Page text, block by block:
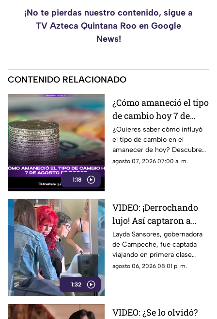
¡No te pierdas nuestro contenido, sigue a
TV Azteca Quintana Roo en Google
News!
CONTENIDO RELACIONADO
1:18
¿Cómo amaneció el tipo
de cambio hoy 7 de
agosto de 2026?
¿Quieres saber cómo influyó
el tipo de cambio en el
amanecer de hoy? Descubre
los detalles de esta noticia que
agosto 07, 2026 07:00 a. m.
1:32
VIDEO: ¡Derrochando
lujo! Así captaron a
Layda Sansores
viajando en primera
clase a Madrid; iba con
su hermana titular del
Layda Sansores, gobernadora
de Campeche, fue captada
viajando en primera clase
rumbo a Madrid junto a su
agosto 06, 2026 08:01 p. m.
VIDEO: ¿Se lo olvidó?